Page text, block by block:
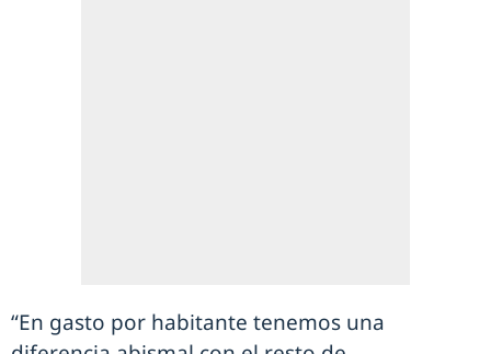
“En gasto por habitante tenemos una